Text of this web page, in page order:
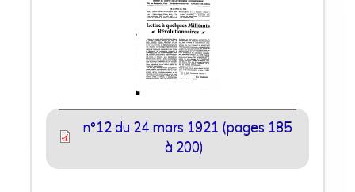
n°12 du 24 mars 1921 (pages 185
à 200)